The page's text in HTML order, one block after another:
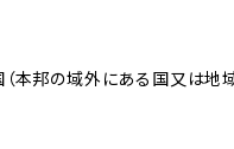
本邦の域外にある国又は地